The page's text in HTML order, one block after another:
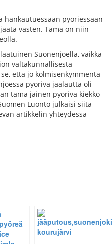
hankautuessaan pyöriessään
vasten. Tämä on niin
Suonenjoella, vaikka
valtakunnallisesta
että jo kolmisenkymmentä
pyörivä jäälautta oli
tämä jäinen pyörivä kiekko
Luonto julkaisi siitä
artikkelin yhteydessä